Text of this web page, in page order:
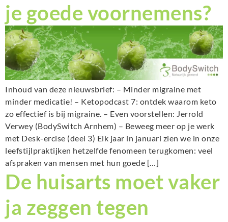
je goede voornemens?
Inhoud van deze nieuwsbrief: – Minder migraine met
minder medicatie! – Ketopodcast 7: ontdek waarom keto
zo effectief is bij migraine. – Even voorstellen: Jerrold
Verwey (BodySwitch Arnhem) – Beweeg meer op je werk
met Desk-ercise (deel 3) Elk jaar in januari zien we in onze
leefstijlpraktijken hetzelfde fenomeen terugkomen: veel
afspraken van mensen met hun goede […]
De huisarts moet vaker
ja zeggen tegen